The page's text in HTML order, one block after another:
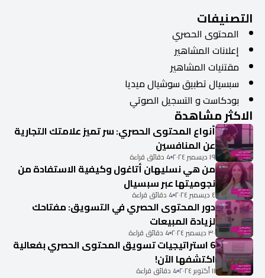
التصنيفات
المحتوى الحصري
إعلانات المشاهير
مقتنيات المشاهير
سبسيال تطبيق سوشيال ميديا
بودكاست و التسجيل الصوتي
الاكثر مشاهدة
أنواع المحتوى الحصري: سر تميز علامتك التجارية
عن المنافسين
١٩ ديسمبر ٢٠٢٤ 4 دقائق قراءة
من هي نسليهان أتاغول وكيفية الاستفادة من
نجوميتها عبر سبسيال
٤ ديسمبر ٢٠٢٤ 4 دقائق قراءة
دور المحتوى الحصري في التسويق: مفتاحك
لزيادة المبيعات
٣٠ ديسمبر ٢٠٢٤ 4 دقائق قراءة
6 استراتيجيات تسويق المحتوى الحصري بفعالية
اكتشفها الآن!
١١ أكتوبر ٢٠٢٤ 4 دقائق قراءة